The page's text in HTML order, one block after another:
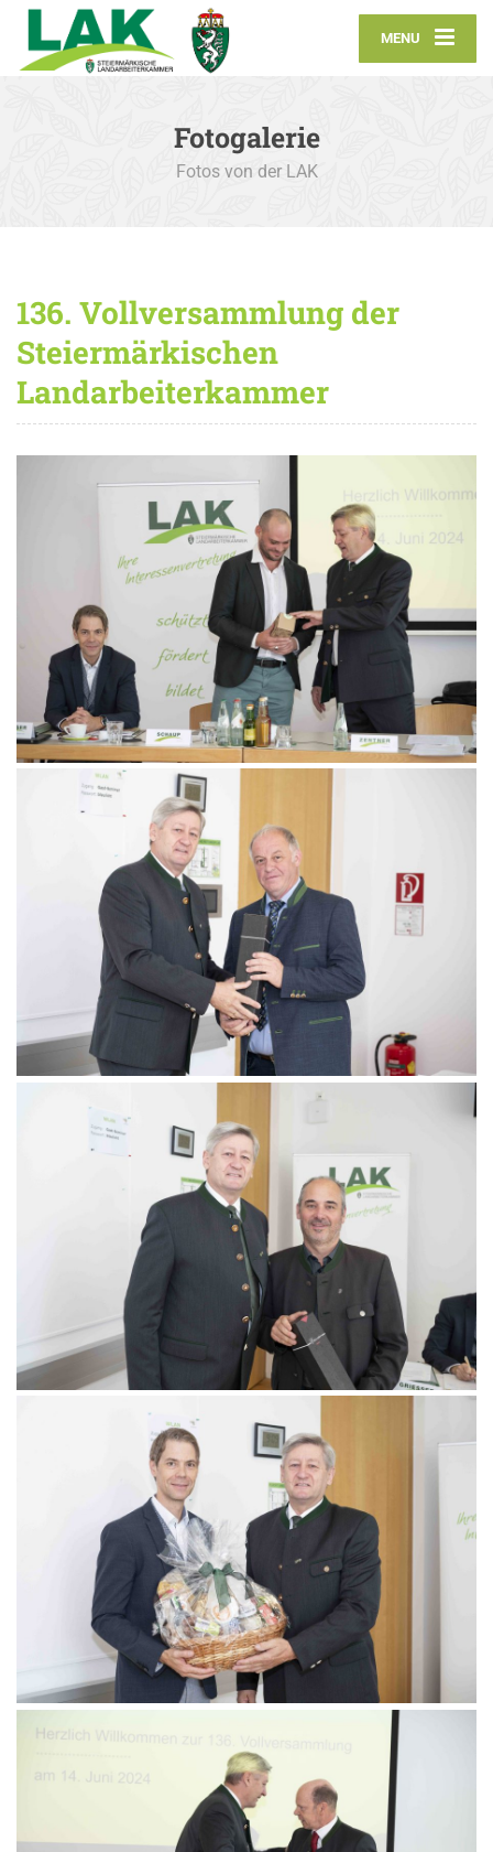
MENU
Fotogalerie
Fotos von der LAK
136. Vollversammlung der
Steiermärkischen
Landarbeiterkammer